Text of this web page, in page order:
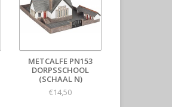
METCALFE PN153
DORPSSCHOOL
(SCHAAL N)
€14,50